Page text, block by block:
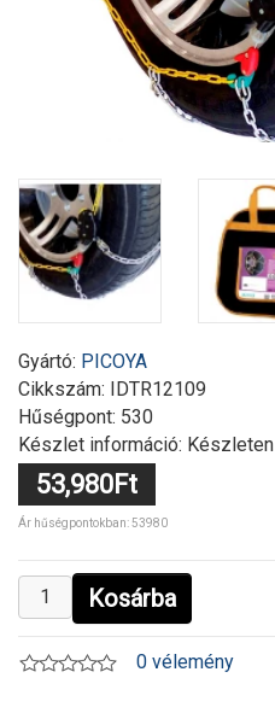
Gyártó: PICOYA
Cikkszám: IDTR12109
Hűségpont: 530
Készlet információ: Készleten
53,980Ft
Ár hűségpontokban: 53980
Kosárba
0 vélemény